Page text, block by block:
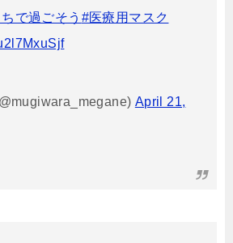
で過ごそう #医療用マスク
April 21,